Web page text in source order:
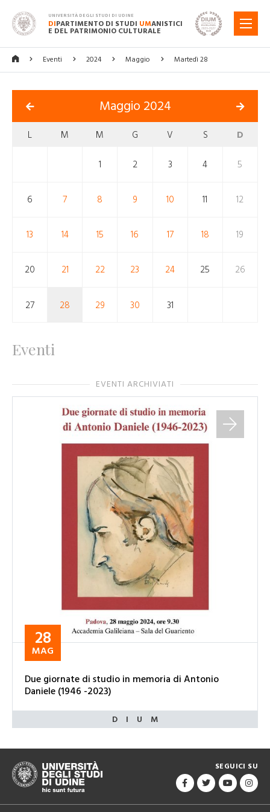
UNIVERSITÀ DEGLI STUDI DI UDINE
DIPARTIMENTO DI STUDI UMANISTICI
E DEL PATRIMONIO CULTURALE
MENU
Eventi 2024 Maggio Martedì 28
Maggio 2024
L M M G V S D
1 2 3 4 5
6 7 8 9 10 11 12
13 14 15 16 17 18 19
20 21 22 23 24 25 26
27 28 29 30 31
Eventi
EVENTI ARCHIVIATI
28
MAG
Due giornate di studio in memoria di Antonio
Daniele (1946 -2023)
SEGUICI SU